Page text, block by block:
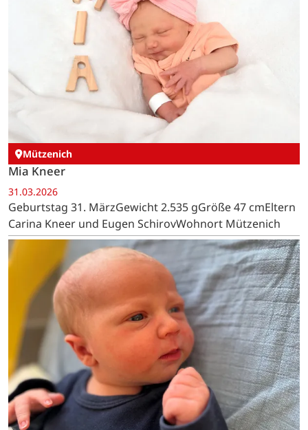
Mützenich
Mia Kneer
31.03.2026
Geburtstag 31. MärzGewicht 2.535 gGröße 47 cmEltern
Carina Kneer und Eugen SchirovWohnort Mützenich